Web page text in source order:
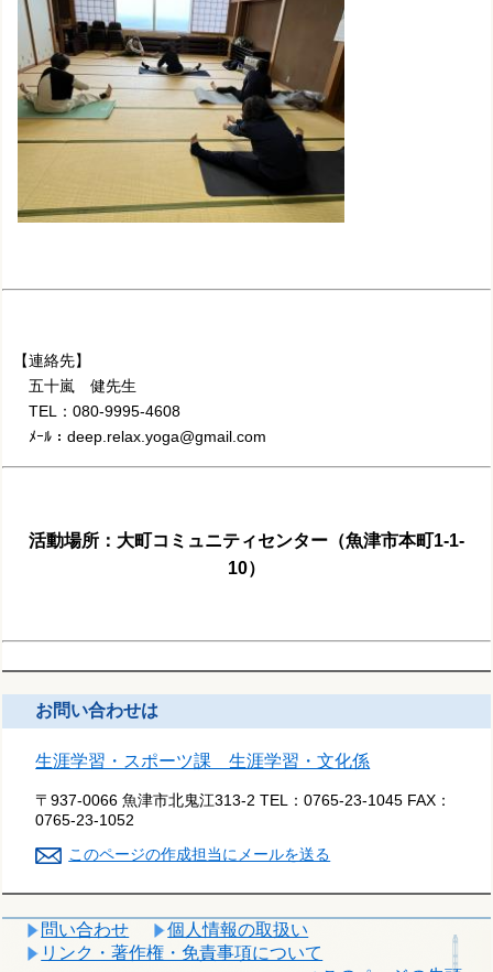
【連絡先】
五十嵐 健先生
TEL：080-9995-4608
ﾒｰﾙ：deep.relax.yoga@gmail.com
活動場所：大町コミュニティセンター（魚津市本町1-1-
10）
お問い合わせは
生涯学習・スポーツ課 生涯学習・文化係
〒937-0066 魚津市北鬼江313-2 TEL：0765-23-1045 FAX：
0765-23-1052
このページの作成担当にメールを送る
問い合わせ
個人情報の取扱い
リンク・著作権・免責事項について